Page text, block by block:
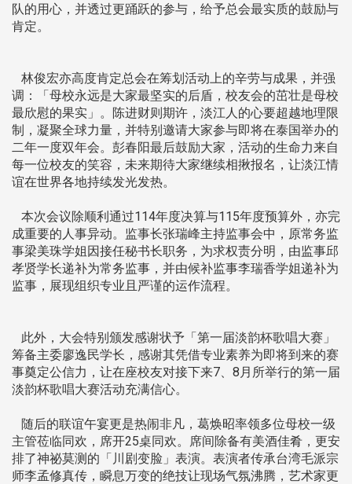
队的用心，并透过更踊跃的参与，给予总会最实质的鼓励与
肯定。
林俊宏亦高度肯定总会在筹划活动上的辛劳与成果，并强
调：「母校永远是大家最坚实的后盾，校友会的茁壮是母校
最欣慰的果实」。陈进财则期许，淡江人的心要超越地理限
制，凝聚全球力量，并特别邀请大家参与即将在泰国举办的
二年一度双年会。彭春阳最后鼓励大家，活动的生命力来自
每一位校友的笑容，未来期待大家继续相揪报名，让淡江情
谊在世界各地持续发光发热。
本次会议除顺利通过114年度决算与115年度预算外，亦完
成重要的人事异动。监事长张瑞峰主持监事会中，原常务监
事梁美珠学姐因接任秘书长职务，为求权责分明，由监事邱
孝贤学长递补为常务监事，并由候补监事李瑞香学姐递补为
监事，展现组织专业且严谨的运作流程。
此外，大会特别颁发感谢状予「第一届淡韵杯歌唱大赛」
筹备主委廖逸民学长，感谢其凭借专业素养为即将到来的赛
事奠定公信力，让在座校友对接下来7、8月所举行的第一届
淡韵杯歌唱大赛活动充满信心。
随后的联谊午宴更是热闹非凡，葛焕昭率领多位母校一级
主管莅临同欢，席开25桌同欢。席间除备有美酒佳肴，更安
排了神祕莫测的「川剧变脸」表演。表演者传承台湾毛派宗
师李孟修真传，瞬息万变的绝技让现场气氛沸腾，艺术家更